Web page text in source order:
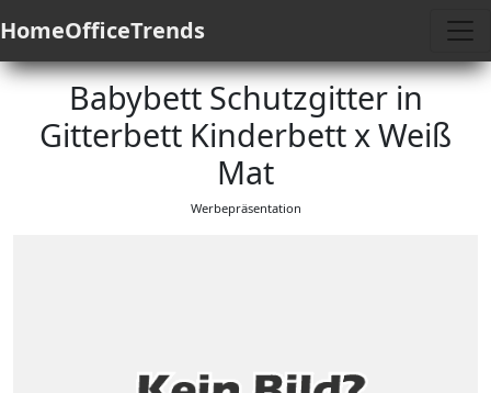
HomeOfficeTrends
Babybett Schutzgitter in
Gitterbett Kinderbett x Weiß
Mat
Werbepräsentation